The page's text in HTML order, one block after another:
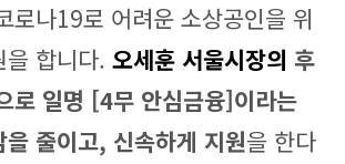
로나19로 어려운 소상공인을 위
합니다. 오세훈 서울시장의 후
로 일명 [4무 안심금융]이라는
을 줄이고, 신속하게 지원을 한다